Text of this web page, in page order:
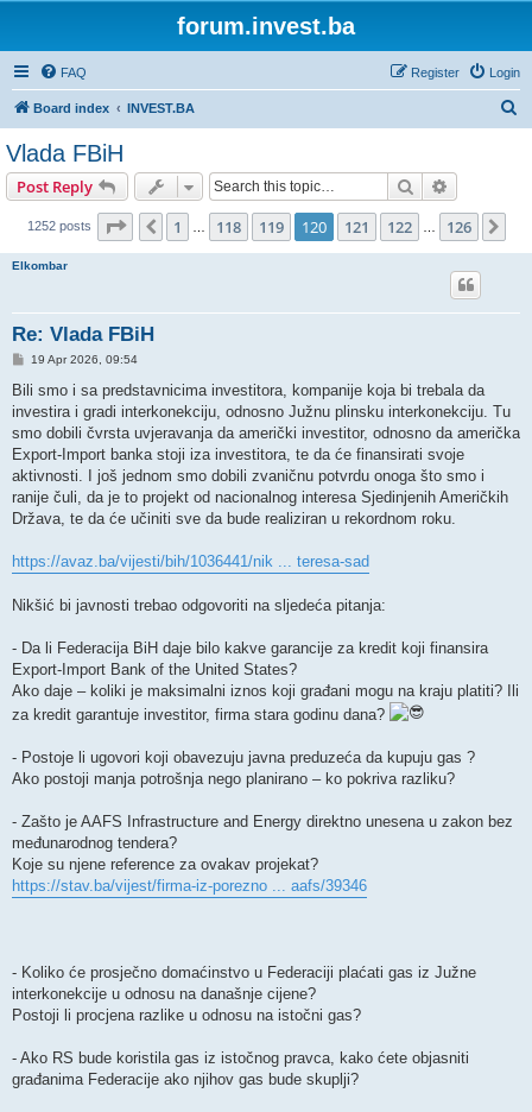
forum.invest.ba
FAQ Login
Register
Board index INVEST.BA
Vlada FBiH
Post Reply Search
1252 posts Page 120 of 126
Previous
1 118 119 120 121 122 126
Elkombar
Re: Vlada FBiH
P
s
19 Apr 2026, 09:54
Bili smo i sa predstavnicima investitora, kompanije koja bi trebala da
investira i gradi interkonekciju, odnosno Južnu plinsku interkonekciju. Tu
smo dobili čvrsta uvjeravanja da američki investitor, odnosno da američka
Export-Import banka stoji iza investitora, te da će finansirati svoje
aktivnosti. I još jednom smo dobili zvaničnu potvrdu onoga što smo i
ranije čuli, da je to projekt od nacionalnog interesa Sjedinjenih Američkih
Država, te da će učiniti sve da bude realiziran u rekordnom roku.
https://avaz.ba/vijesti/bih/1036441/nik ... teresa-sad
Nikšić bi javnosti trebao odgovoriti na sljedeća pitanja:
- Da li Federacija BiH daje bilo kakve garancije za kredit koji finansira
Export-Import Bank of the United States?
Ako daje – koliki je maksimalni iznos koji građani mogu na kraju platiti? Ili
za kredit garantuje investitor, firma stara godinu dana?
- Postoje li ugovori koji obavezuju javna preduzeća da kupuju gas ?
Ako postoji manja potrošnja nego planirano – ko pokriva razliku?
- Zašto je AAFS Infrastructure and Energy direktno unesena u zakon bez
međunarodnog tendera?
Koje su njene reference za ovakav projekat?
https://stav.ba/vijest/firma-iz-porezno ... aafs/39346
- Koliko će prosječno domaćinstvo u Federaciji plaćati gas iz Južne
interkonekcije u odnosu na današnje cijene?
Postoji li procjena razlike u odnosu na istočni gas?
- Ako RS bude koristila gas iz istočnog pravca, kako ćete objasniti
građanima Federacije ako njihov gas bude skuplji?